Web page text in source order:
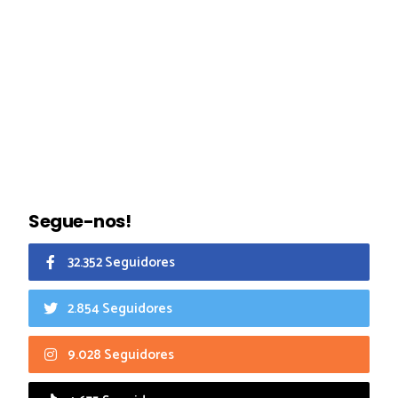
Segue-nos!
32.352 Seguidores
2.854 Seguidores
9.028 Seguidores